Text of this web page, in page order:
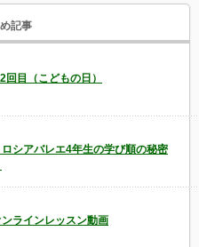
記事
目（こどもの日）
シアバレエ4年生の学び順の秘密
ラインレッスン動画